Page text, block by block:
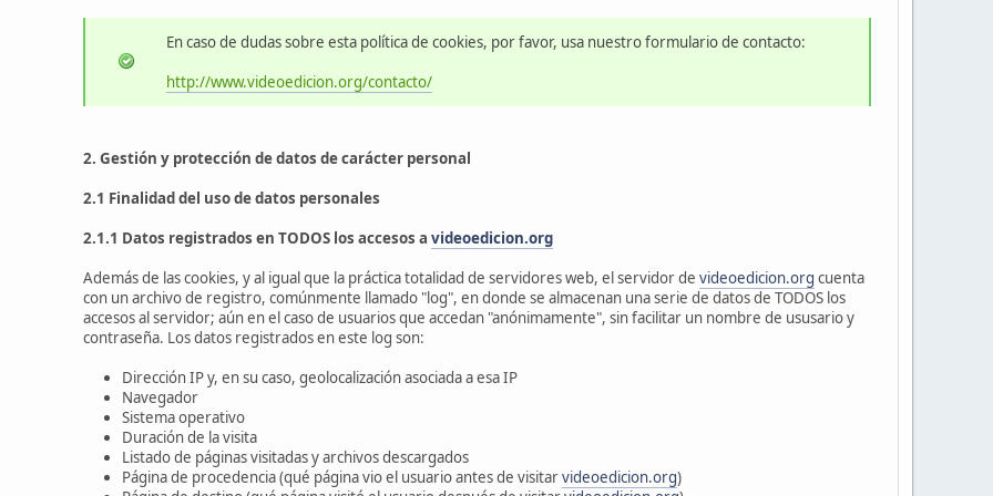
En caso de dudas sobre esta política de cookies, por favor, usa nuestro formulario de contacto:
http://www.videoedicion.org/contacto/
2. Gestión y protección de datos de carácter personal
2.1 Finalidad del uso de datos personales
2.1.1 Datos registrados en TODOS los accesos a videoedicion.org
Además de las cookies, y al igual que la práctica totalidad de servidores web, el servidor de videoedicion.org cuenta
con un archivo de registro, comúnmente llamado "log", en donde se almacenan una serie de datos de TODOS los
accesos al servidor; aún en el caso de usuarios que accedan "anónimamente", sin facilitar un nombre de ususario y
contraseña. Los datos registrados en este log son:
Dirección IP y, en su caso, geolocalización asociada a esa IP
Navegador
Sistema operativo
Duración de la visita
Listado de páginas visitadas y archivos descargados
Página de procedencia (qué página vio el usuario antes de visitarvideoedicion.org)